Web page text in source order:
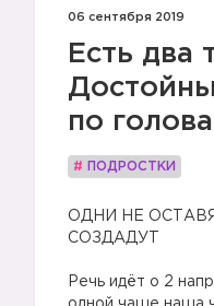
06 сентября 2019
Есть два
по
# ПОДРОСТКИ
ОДНИ НЕ
СОЗДАДУТ
Речь идёт о 2